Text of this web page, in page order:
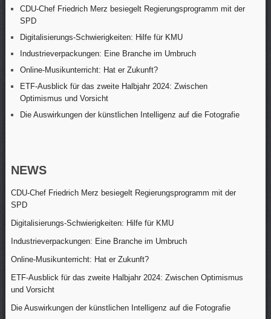
CDU-Chef Friedrich Merz besiegelt Regierungsprogramm mit der
SPD
Digitalisierungs-Schwierigkeiten: Hilfe für KMU
Industrieverpackungen: Eine Branche im Umbruch
Online-Musikunterricht: Hat er Zukunft?
ETF-Ausblick für das zweite Halbjahr 2024: Zwischen
Optimismus und Vorsicht
Die Auswirkungen der künstlichen Intelligenz auf die Fotografie
NEWS
CDU-Chef Friedrich Merz besiegelt Regierungsprogramm mit der
SPD
Digitalisierungs-Schwierigkeiten: Hilfe für KMU
Industrieverpackungen: Eine Branche im Umbruch
Online-Musikunterricht: Hat er Zukunft?
ETF-Ausblick für das zweite Halbjahr 2024: Zwischen Optimismus
und Vorsicht
Die Auswirkungen der künstlichen Intelligenz auf die Fotografie